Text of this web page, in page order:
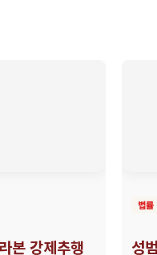
본 강제추행
법률
성